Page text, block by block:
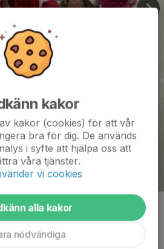
kakor
kakor (cookies) för att vår
bra för dig. De används
i syfte att hjälpa oss att
våra tjänster.
vi cookies
alla kakor
nödvändiga